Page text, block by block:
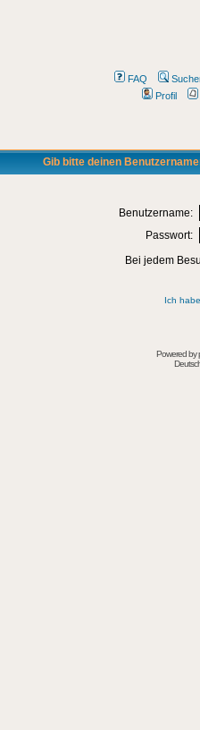
FAQ
Profil
Gib bitte deinen
Benutzername:
Passwort:
Bei jedem
Ich
Powered by